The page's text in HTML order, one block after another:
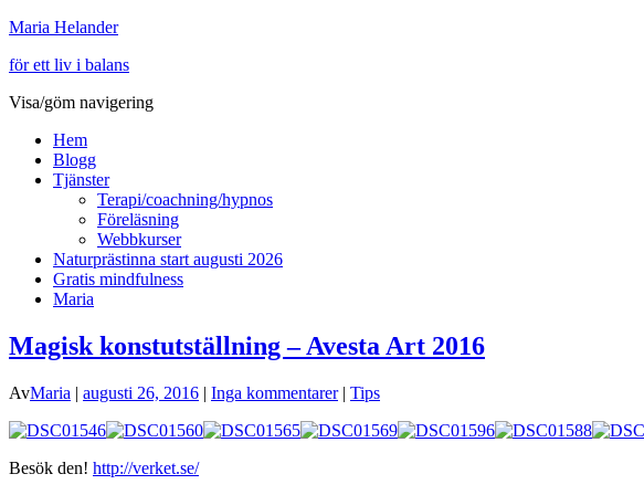
Maria Helander
för ett liv i balans
Visa/göm navigering
Hem
Blogg
Tjänster
Terapi/coachning/hypnos
Föreläsning
Webbkurser
Naturprästinna start augusti 2026
Gratis mindfulness
Maria
Magisk konstutställning – Avesta Art 2016
AvMaria | augusti 26, 2016 | Inga kommentarer| Tips
Besök den! http://verket.se/